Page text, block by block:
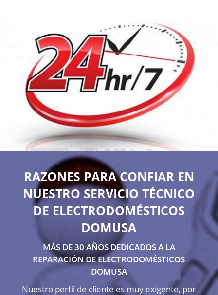
RAZONES PARA CONFIAR EN
NUESTRO SERVICIO TÉCNICO
DE ELECTRODOMÉSTICOS
DOMUSA
MÁS DE 30 AÑOS DEDICADOS A LA
REPARACIÓN DE ELECTRODOMÉSTICOS
DOMUSA
Nuestro perfil de cliente es muy exigente, por